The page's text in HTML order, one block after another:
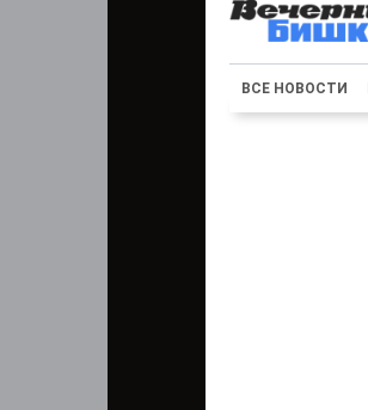
ВСЕ НОВОСТИ